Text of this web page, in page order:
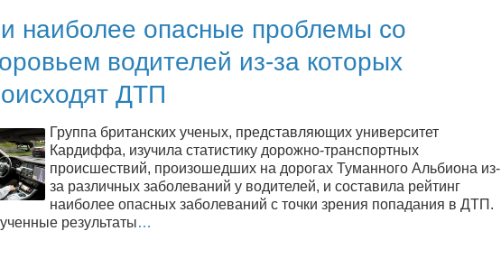
наиболее опасные проблемы со
водителей из-за которых
ДТП
Группа британских ученых, представляющих университет
Кардиффа, изучила статистику дорожно-транспортных
происшествий, произошедших на дорогах Туманного Альбиона из-
за различных заболеваний у водителей, и составила рейтинг
наиболее опасных заболеваний с точки зрения попадания в ДТП.
результаты…